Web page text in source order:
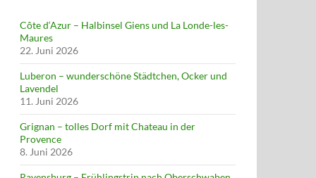
Côte d‘Azur – Halbinsel Giens und La Londe-les-
Maures
22. Juni 2026
Luberon – wunderschöne Städtchen, Ocker und
Lavendel
11. Juni 2026
Grignan – tolles Dorf mit Chateau in der
Provence
8. Juni 2026